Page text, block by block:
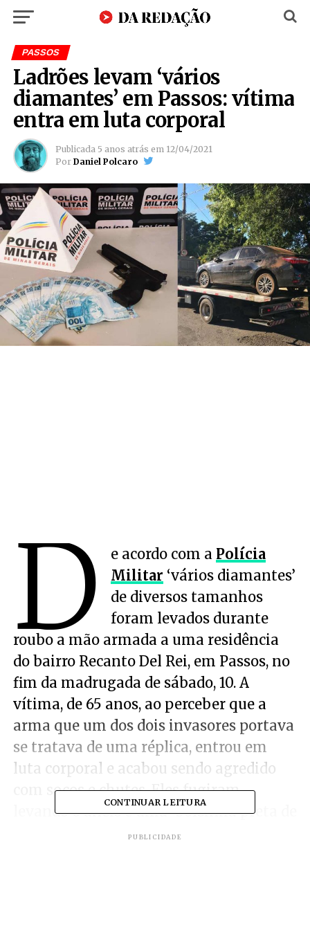
PASSOS
Ladrões levam ‘vários
diamantes’ em Passos: vítima
entra em luta corporal
Publicada 5 anos atrás em 12/04/2021
Por Daniel Polcaro
D e acordo com a Polícia
Militar ‘vários diamantes’
de diversos tamanhos
foram levados durante
roubo a mão armada a uma residência
do bairro Recanto Del Rei, em Passos, no
fim da madrugada de sábado, 10. A
vítima, de 65 anos, ao perceber que a
arma que um dos dois invasores portava
se tratava de uma réplica, entrou em
luta corporal e acabou sendo agredido
com socos e chutes. Eles fugiram
levando 6 anéis e uma ‘bolsinha preta de
couro, contendo em seu interior vários
CONTINUAR LEITURA
PUBLICIDADE